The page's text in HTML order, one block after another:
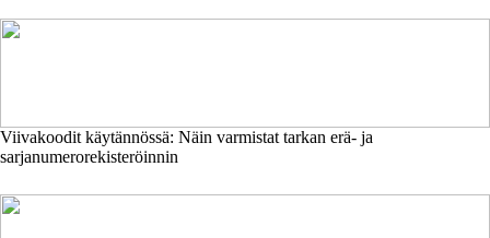
Viivakoodit käytännössä: Näin varmistat tarkan erä- ja
sarjanumerorekisteröinnin